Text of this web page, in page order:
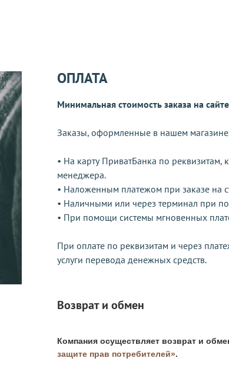
ОПЛАТА
Минимальная стоимость заказа на
Заказы, оформленные в нашем
• На карту ПриватБанка по
менеджера.
• Наложенным платежом при заказе на
• Наличными или через терминал при
• При помощи системы мгновенных
При оплате по реквизитам и через
услуги перевода денежных средств.
Возврат и обмен
Компания осуществляет возврат и
защите прав потребителей».